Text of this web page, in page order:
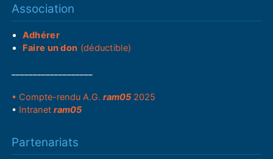
Association
Adhérer
Faire un don (déductible)
• Compte-rendu A.G.ram05 2025
• Intranetram05
Partenariats